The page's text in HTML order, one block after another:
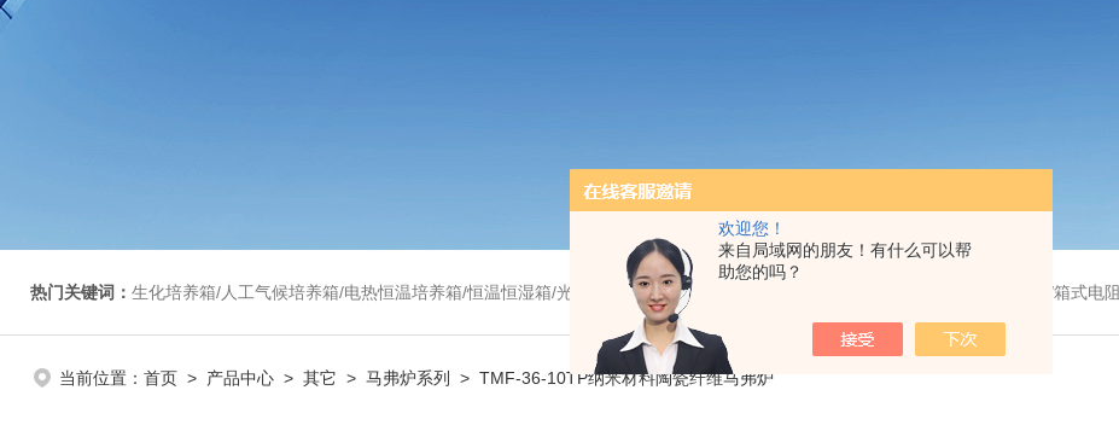
欢迎您！
来自局域网的朋友！有什么可以帮
助您的吗？
热门关键词： 生化培养箱/人工气候培养箱/电热恒温培养箱/恒温恒湿箱/光照培养箱/二氧化碳培养箱等/恒温干燥箱/真空干燥箱/高温烘箱等/箱式电阻炉/陶瓷纤维马弗炉/高温马弗炉/管式炉/气氛炉/试验箱/摇床/振荡器/水槽/水浴锅等
当前位置： 首页 > 产品中心 > 其它 > 马弗炉系列 > TMF-36-10TP纳米材料陶瓷纤维马弗炉